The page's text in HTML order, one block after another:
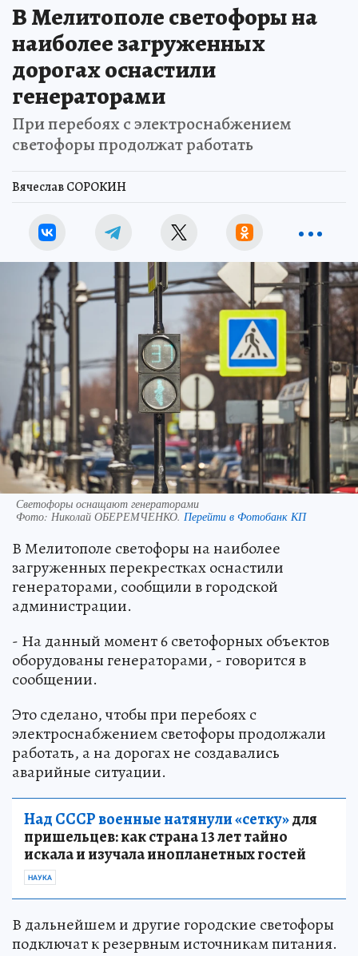
В Мелитополе светофоры на
наиболее загруженных
дорогах оснастили
генераторами
При перебоях с электроснабжением
светофоры продолжат работать
Вячеслав СОРОКИН
Светофоры оснащают генераторами
Фото: Николай ОБЕРЕМЧЕНКО. Перейти в Фотобанк КП
В Мелитополе светофоры на наиболее
загруженных перекрестках оснастили
генераторами, сообщили в городской
администрации.
- На данный момент 6 светофорных объектов
оборудованы генераторами, - говорится в
сообщении.
Это сделано, чтобы при перебоях с
электроснабжением светофоры продолжали
работать, а на дорогах не создавались
аварийные ситуации.
Над СССР военные натянули «сетку»для
пришельцев: как страна 13 лет тайно
искала и изучала инопланетных гостей
НАУКА
В дальнейшем и другие городские светофоры
подключат к резервным источникам питания.